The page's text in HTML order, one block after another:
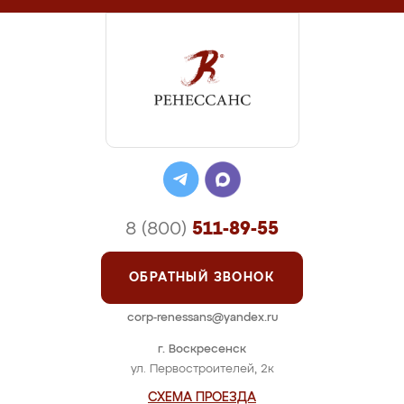
г. Воскресенск
ул. Первостроителей, 2к
СХЕМА ПРОЕЗДА
8 (800) 511-89-55
ОБРАТНЫЙ ЗВОНОК
corp-renessans@yandex.ru